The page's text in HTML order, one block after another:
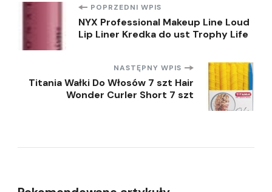
Nawigacja
wpisu
POPRZEDNI WPIS
NYX Professional Makeup Line Loud
Lip Liner Kredka do ust Trophy Life
NASTĘPNY WPIS
Titania Wałki Do Włosów 7 szt Hair
Wonder Curler Short 7 szt